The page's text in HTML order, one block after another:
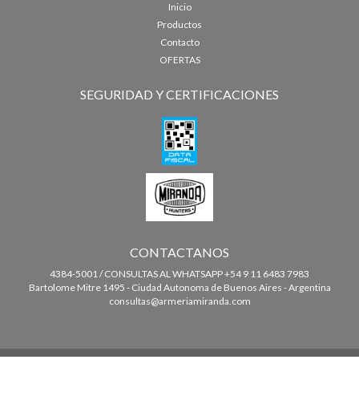
Inicio
Productos
Contacto
OFERTAS
SEGURIDAD Y CERTIFICACIONES
CONTACTANOS
4384-5001 / CONSULTAS AL WHATSAPP +54 9 11 6483 7983
Bartolome Mitre 1495 - Ciudad Autonoma de Buenos Aires - Argentina
consultas@armeriamiranda.com